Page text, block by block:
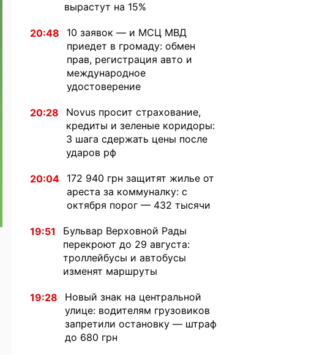
вырастут на 15%
20:48
10 заявок — и МСЦ МВД
приедет в громаду: обмен
прав, регистрация авто и
международное
удостоверение
20:28
Novus просит страхование,
кредиты и зеленые коридоры:
3 шага сдержать цены после
ударов рф
20:04
172 940 грн защитят жилье от
ареста за коммуналку: с
октября порог — 432 тысячи
19:51
Бульвар Верховной Рады
перекроют до 29 августа:
троллейбусы и автобусы
изменят маршруты
19:28
Новый знак на центральной
улице: водителям грузовиков
запретили остановку — штраф
до 680 грн